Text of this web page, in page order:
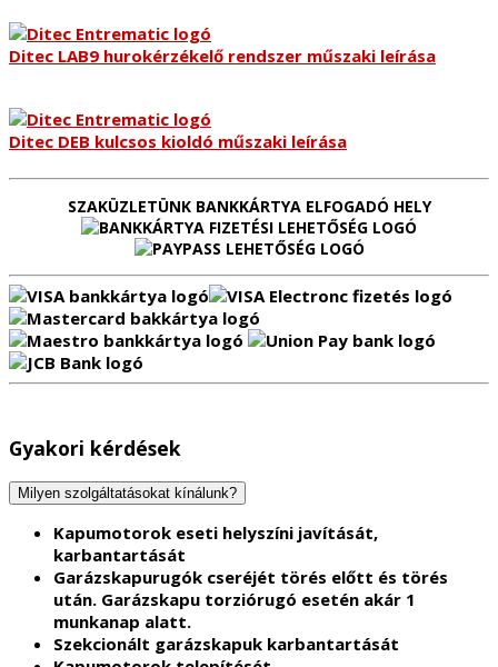
Ditec LAB9 hurokérzékelő rendszer műszaki leírása
Ditec DEB kulcsos kioldó műszaki leírása
SZAKÜZLETÜNK BANKKÁRTYA ELFOGADÓ HELY
Gyakori kérdések
Milyen szolgáltatásokat kínálunk?
Kapumotorok eseti helyszíni javítását,
karbantartását
Garázskapurugók cseréjét törés előtt és törés
után. Garázskapu torziórugó esetén akár 1
munkanap alatt.
Szekcionált garázskapuk karbantartását